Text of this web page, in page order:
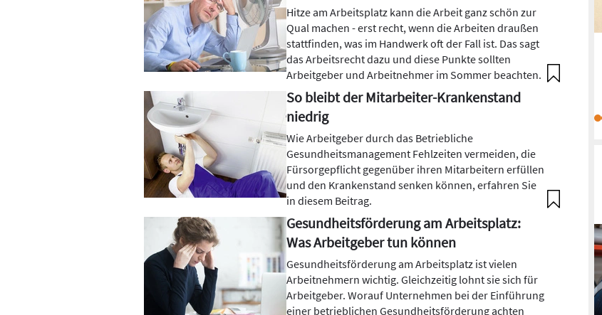
Hitze am Arbeitsplatz kann die Arbeit ganz schön zur
Qual machen - erst recht, wenn die Arbeiten draußen
stattfinden, was im Handwerk oft der Fall ist. Das sagt
das Arbeitsrecht dazu und diese Punkte sollten
Arbeitgeber und Arbeitnehmer im Sommer beachten.
So bleibt der Mitarbeiter-Krankenstand
niedrig
Wie Arbeitgeber durch das Betriebliche
Gesundheitsmanagement Fehlzeiten vermeiden, die
Fürsorgepflicht gegenüber ihren Mitarbeitern erfüllen
und den Krankenstand senken können, erfahren Sie
in diesem Beitrag.
Gesundheitsförderung am Arbeitsplatz:
Was Arbeitgeber tun können
Gesundheitsförderung am Arbeitsplatz ist vielen
Arbeitnehmern wichtig. Gleichzeitig lohnt sie sich für
Arbeitgeber. Worauf Unternehmen bei der Einführung
einer betrieblichen Gesundheitsförderung achten